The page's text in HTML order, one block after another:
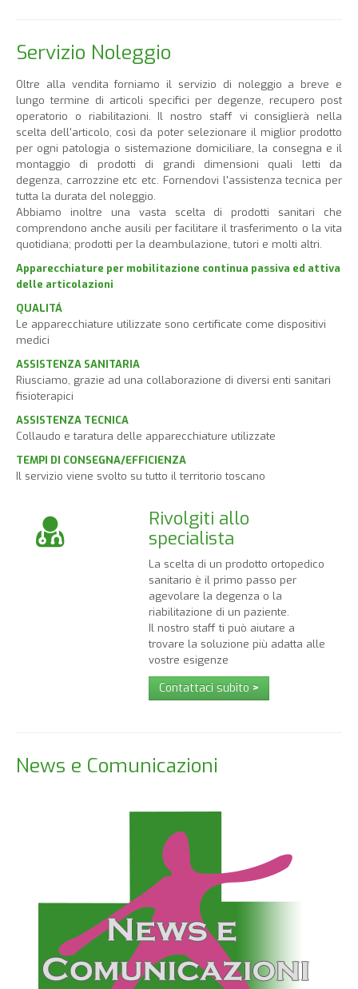
Servizio Noleggio
Oltre alla vendita forniamo il servizio di noleggio a breve e
lungo termine di articoli specifici per degenze, recupero post
operatorio o riabilitazioni. Il nostro staff vi consiglierà nella
scelta dell'articolo, così da poter selezionare il miglior prodotto
per ogni patologia o sistemazione domiciliare, la consegna e il
montaggio di prodotti di grandi dimensioni quali letti da
degenza, carrozzine etc etc. Fornendovi l'assistenza tecnica per
tutta la durata del noleggio.
Abbiamo inoltre una vasta scelta di prodotti sanitari che
comprendono anche ausili per facilitare il trasferimento o la vita
quotidiana; prodotti per la deambulazione, tutori e molti altri.
Apparecchiature per mobilitazione continua passiva ed attiva
delle articolazioni
QUALITÁ
Le apparecchiature utilizzate sono certificate come dispositivi
medici
ASSISTENZA SANITARIA
Riusciamo, grazie ad una collaborazione di diversi enti sanitari
fisioterapici
ASSISTENZA TECNICA
Collaudo e taratura delle apparecchiature utilizzate
TEMPI DI CONSEGNA/EFFICIENZA
Il servizio viene svolto su tutto il territorio toscano
Rivolgiti allo
specialista
La scelta di un prodotto ortopedico
sanitario è il primo passo per
agevolare la degenza o la
riabilitazione di un paziente.
Il nostro staff ti può aiutare a
trovare la soluzione più adatta alle
vostre esigenze
Contattaci subito >
News e Comunicazioni